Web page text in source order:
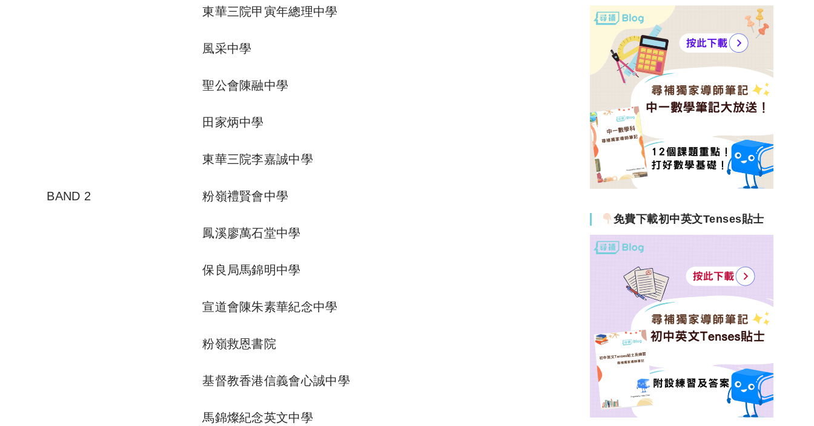
東華三院甲寅年總理中學
風采中學
聖公會陳融中學
田家炳中學
東華三院李嘉誠中學
BAND 2 粉嶺禮賢會中學
鳳溪廖萬石堂中學
保良局馬錦明中學
宣道會陳朱素華紀念中學
粉嶺救恩書院
基督教香港信義會心誠中學
馬錦燦紀念英文中學
免費下載初中英文Tenses貼士